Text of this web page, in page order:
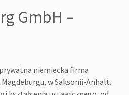
GmbH –
niemiecka firma
w Saksonii-Anhalt.